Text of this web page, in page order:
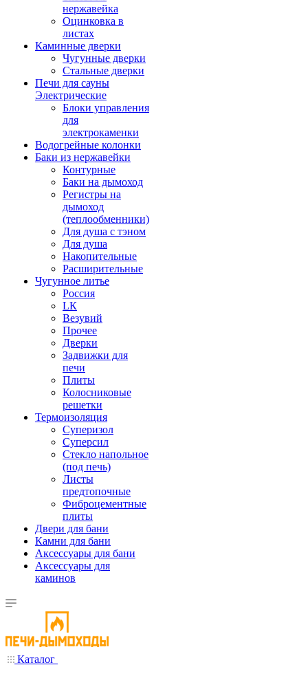
нержавейка
Оцинковка в
листах
Каминные дверки
Чугунные дверки
Стальные дверки
Печи для сауны
Электрические
Блоки управления
для
электрокаменки
Водогрейные колонки
Баки из нержавейки
Контурные
Баки на дымоход
Регистры на
дымоход
(теплообменники)
Для душа с тэном
Для душа
Накопительные
Расширительные
Чугунное литье
Россия
LК
Везувий
Прочее
Дверки
Задвижки для
печи
Плиты
Колосниковые
решетки
Термоизоляция
Суперизол
Суперсил
Стекло напольное
(под печь)
Листы
предтопочные
Фиброцементные
плиты
Двери для бани
Камни для бани
Аксессуары для бани
Аксессуары для
каминов
Каталог